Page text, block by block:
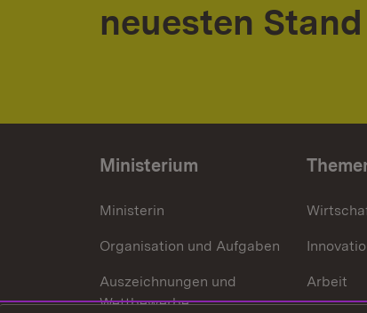
neuesten Stand
Ministerium
Ministerin
Organisation und Aufgaben
Auszeichnungen und
Wettbewerbe
Arbeit